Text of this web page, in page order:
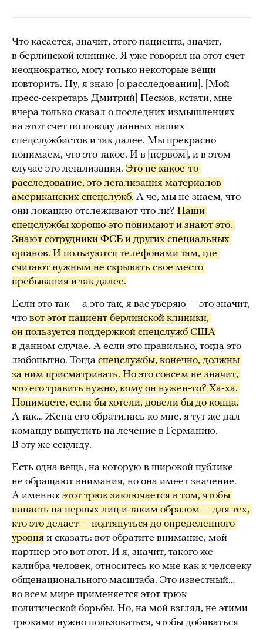
Что касается, значит, этого пациента, значит,
в берлинской клинике. Я уже говорил на этот счет
неоднократно, могу только некоторые вещи
повторить. Ну, я знаю [о расследовании]. [Мой
пресс-секретарь Дмитрий] Песков, кстати, мне
вчера только сказал о последних измышлениях
на этот счет по поводу данных наших
спецслужбистов и так далее. Мы прекрасно
понимаем, что это такое. И в первом , и в этом
случае это легализация. Это не какое-то
расследование, это легализация материалов
американских спецслужб. А че, мы не знаем, что
они локацию отслеживают что ли? Наши
спецслужбы хорошо это понимают и знают это.
Знают сотрудники ФСБ и других специальных
органов. И пользуются телефонами там, где
считают нужным не скрывать свое место
пребывания и так далее.
Если это так — а это так, я вас уверяю — это значит,
что вот этот пациент берлинской клиники,
он пользуется поддержкой спецслужб США
в данном случае. А если это правильно, тогда это
любопытно. Тогда спецслужбы, конечно, должны
за ним присматривать. Но это совсем не значит,
что его травить нужно, кому он нужен-то? Ха-ха.
Понимаете, если бы хотели, довели бы до конца.
А так… Жена его обратилась ко мне, я тут же дал
команду выпустить на лечение в Германию.
В эту же секунду.
Есть одна вещь, на которую в широкой публике
не обращают внимания, но она имеет значение.
А именно: этот трюк заключается в том, чтобы
напасть на первых лиц и таким образом — для тех,
кто это делает — подтянуться до определенного
уровня и сказать: вот обратите внимание, мой
партнер это вот этот. И я, значит, такого же
калибра человек, относитесь ко мне как к человеку
общенационального масштаба. Это известный…
во всем мире применяется этот трюк
политической борьбы. Но, на мой взгляд, не этими
трюками нужно пользоваться, чтобы добиваться